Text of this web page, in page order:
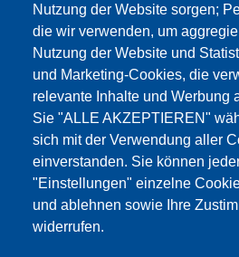
Nutzung der Website sorgen;
die wir verwenden, um
Nutzung der Website und
und Marketing-Cookies, die
relevante Inhalte und Werbung
Sie "ALLE AKZEPTIEREN"
sich mit der Verwendung aller
einverstanden. Sie können
"Einstellungen" einzelne
und ablehnen sowie Ihre
widerrufen.
Dieser Inhalt ist blockiert,
Cookies nicht
NUR DIE GOOGLE
Alle Cookies